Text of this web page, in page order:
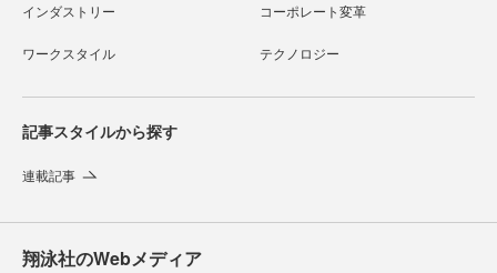
インダストリー コーポレート変革
ワークスタイル テクノロジー
記事スタイルから探す
連載記事
翔泳社のWebメディア